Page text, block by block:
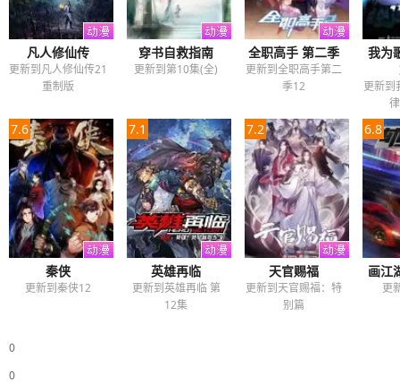
凡人修仙传
更新到凡人修仙传21
重制版
穿书自救指南
更新到第10集(全)
全职高手 第二季
更新到全职高手第二
季12
我为
更新到
7.6
秦侠
更新到秦侠12
7.1
英雄再临
更新到英雄再临 第
12集
7.2
天官赐福
更新到天官赐福：特
别篇
6.8
画江
更
0
0